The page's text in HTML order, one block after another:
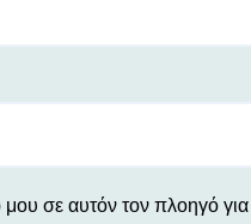
σε αυτόν τον πλοηγό